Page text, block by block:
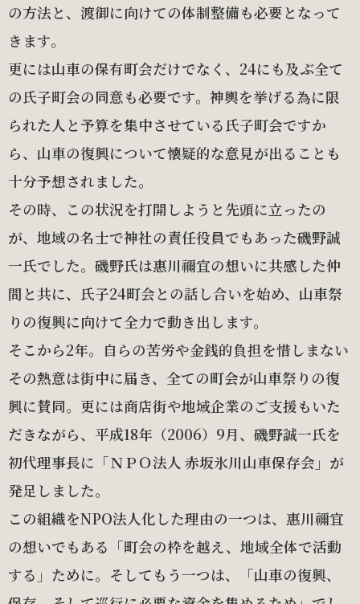
の方法と、渡御に向けての体制整備も必要となって
きます。
更には山車の保有町会だけでなく、24にも及ぶ全て
の氏子町会の同意も必要です。神輿を挙げる為に限
られた人と予算を集中させている氏子町会ですか
ら、山車の復興について懐疑的な意見が出ることも
十分予想されました。
その時、この状況を打開しようと先頭に立ったの
が、地域の名士で神社の責任役員でもあった磯野誠
一氏でした。磯野氏は惠川禰宜の想いに共感した仲
間と共に、氏子24町会との話し合いを始め、山車祭
りの復興に向けて全力で動き出します。
そこから2年。自らの苦労や金銭的負担を惜しまない
その熱意は街中に届き、全ての町会が山車祭りの復
興に賛同。更には商店街や地域企業のご支援もいた
だきながら、平成18年（2006）9月、磯野誠一氏を
初代理事長に「ＮＰＯ法人 赤坂氷川山車保存会」が
発足しました。
この組織をNPO法人化した理由の一つは、惠川禰宜
の想いでもある「町会の枠を越え、地域全体で活動
する」ために。そしてもう一つは、「山車の復興、